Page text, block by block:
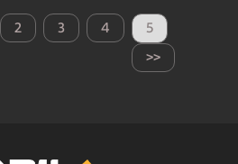
2 3 4 5
<<